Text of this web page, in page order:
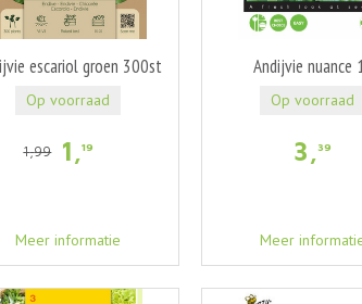
escariol groen 300st
1,99 1,19
Meer informatie
Op voorraad
Andijvie nuance
3,39
Meer
Op voorraad